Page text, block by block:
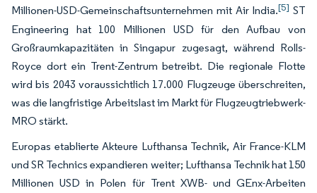
Millionen-USD-Gemeinschaftsunternehmen mit Air India.[5] ST
Engineering hat 100 Millionen USD für den Aufbau von
Großraumkapazitäten in Singapur zugesagt, während Rolls-
Royce dort ein Trent-Zentrum betreibt. Die regionale Flotte
wird bis 2043 voraussichtlich 17.000 Flugzeuge überschreiten,
was die langfristige Arbeitslast im Markt für Flugzeugtriebwerk-
MRO stärkt.
Europas etablierte Akteure Lufthansa Technik, Air France-KLM
und SR Technics expandieren weiter; Lufthansa Technik hat 150
Millionen USD in Polen für Trent XWB- und GEnx-Arbeiten